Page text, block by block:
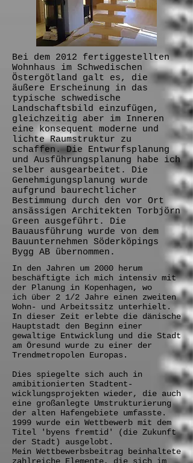
Bei dem 2012 fertiggestellten
Wohnhaus im Schwedischen
Östergötland galt es, die
äußere Erscheinung in das
typische schwedische
Landschaftsbild einzufügen,
gleichzeitig aber im Inneren
eine konsequent moderne und
lichte Raumstruktur zu
schaffen. Die Entwurfsplanung
und Ausführungsplanung habe ich
selber ausgearbeitet. Die
Genehmigungsplanung wurde
aufgrund baurechtlicher
Bestimmung durch den vor Ort
ansässigen Architekten Torbjörn
Green ausgeführt. Die
Bauausführung wurde von dem
Bauunternehmen Söderköpings
Bygg AB übernommen.
In den Jahren um 2000 herum
beschäftigte ich mich intensiv mit
der Planung in Kopenhagen, wo
ich über 2 1/2 Jahre einen zweiten
Wohn- und Arbeitssitz unterhielt.
In dieser Zeit erlebte die dänische
Hauptstadt den Beginn einer
gewaltige Entwicklung und die Stadt
am Öresund wurde zu einer der
Trendmetropolen Europas.
Dies spiegelte sich auch in
amibitionierten Stadtent-
wicklungsprojekten wieder, die auch
eine großanlegte Umstrukturierung
der alten Hafengebiete umfasste.
1999 wurde ein Wettbewerb mit dem
Titel 'byens fremtid' (die Zukunft
der Stadt) ausgelobt.
Mein Wettbewerbsbeitrag beinhaltete